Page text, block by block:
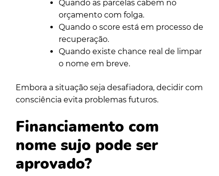
Quando as parcelas cabem no
orçamento com folga.
Quando o score está em processo de
recuperação.
Quando existe chance real de limpar
o nome em breve.
Embora a situação seja desafiadora, decidir com
consciência evita problemas futuros.
Financiamento com
nome sujo pode ser
aprovado?